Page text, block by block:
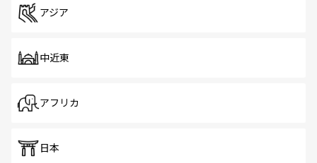
アジア
中近東
アフリカ
日本